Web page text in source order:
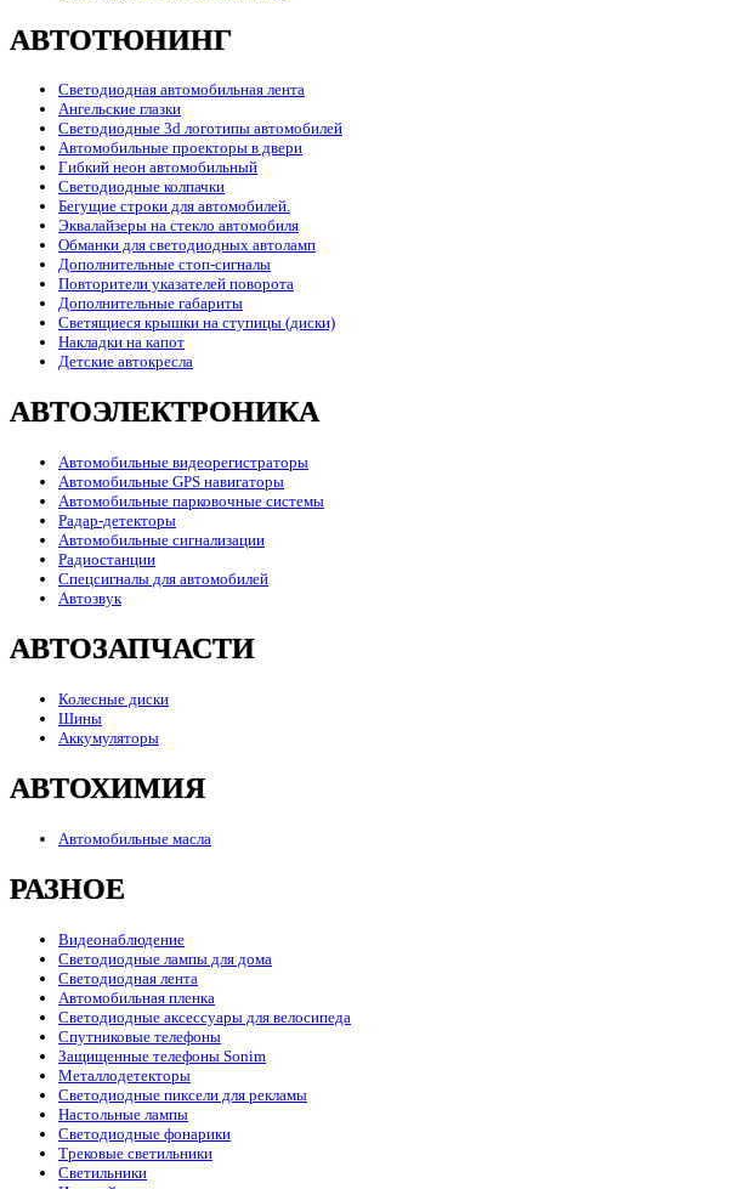
АВТОТЮНИНГ
Светодиодная автомобильная лента
Ангельские глазки
Светодиодные 3d логотипы автомобилей
Автомобильные проекторы в двери
Гибкий неон автомобильный
Светодиодные колпачки
Бегущие строки для автомобилей.
Эквалайзеры на стекло автомобиля
Обманки для светодиодных автоламп
Дополнительные стоп-сигналы
Повторители указателей поворота
Дополнительные габариты
Светящиеся крышки на ступицы (диски)
Накладки на капот
Детские автокресла
АВТОЭЛЕКТРОНИКА
Автомобильные видеорегистраторы
Автомобильные GPS навигаторы
Автомобильные парковочные системы
Радар-детекторы
Автомобильные сигнализации
Радиостанции
Спецсигналы для автомобилей
Автозвук
АВТОЗАПЧАСТИ
Колесные диски
Шины
Аккумуляторы
АВТОХИМИЯ
Автомобильные масла
РАЗНОЕ
Видеонаблюдение
Светодиодные лампы для дома
Светодиодная лента
Автомобильная пленка
Светодиодные аксессуары для велосипеда
Спутниковые телефоны
Защищенные телефоны Sonim
Металлодетекторы
Светодиодные пиксели для рекламы
Настольные лампы
Светодиодные фонарики
Трековые светильники
Светильники